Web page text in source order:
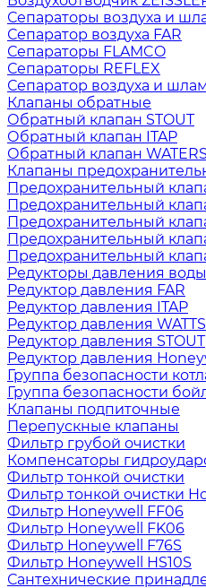
Сепараторы воздуха и
Сепаратор воздуха FAR
Сепараторы FLAMCO
Сепараторы REFLEX
Сепаратор воздуха и
Клапаны обратные
Обратный клапан STOUT
Обратный клапан ITAP
Обратный клапан
Клапаны
Предохранительный
Предохранительный
Предохранительный
Предохранительный
Предохранительный
Редукторы давления воды
Редуктор давления FAR
Редуктор давления ITAP
Редуктор давления WATTS
Редуктор давления STOUT
Редуктор давления
Группа безопасности
Группа безопасности
Клапаны подпиточные
Перепускные клапаны
Фильтр грубой очистки
Компенсаторы
Фильтр тонкой очистки
Фильтр тонкой очистки
Фильтр Honeywell FF06
Фильтр Honeywell FK06
Фильтр Honeywell F76S
Фильтр Honeywell HS10S
Сантехнические